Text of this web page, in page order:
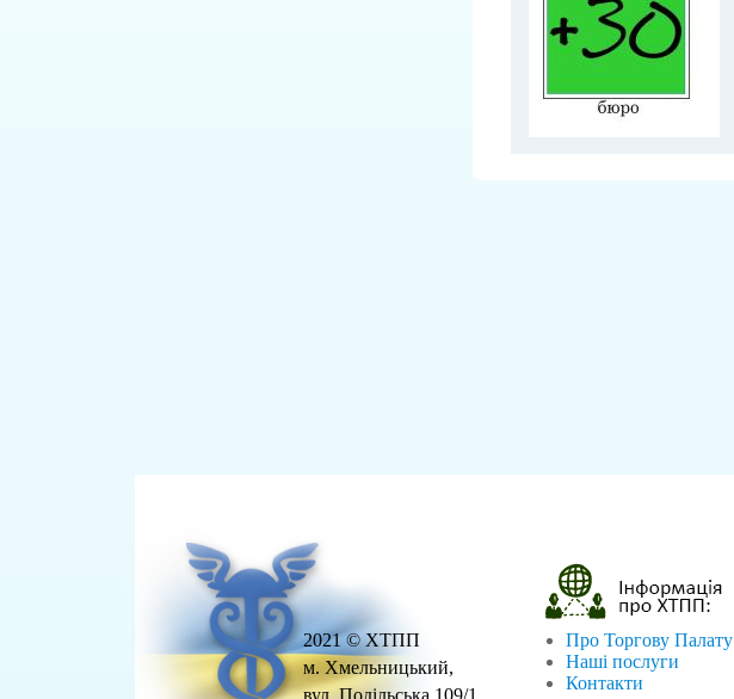
2021 © ХТПП
м. Хмельницький,
вул. Подільська,109/1.
Про Торгову Палату
Наші послуги
Контакти